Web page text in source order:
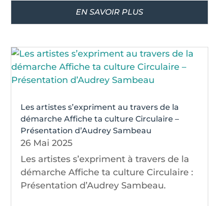
EN SAVOIR PLUS
Les artistes s’expriment au travers de la
démarche Affiche ta culture Circulaire –
Présentation d’Audrey Sambeau
26 Mai 2025
Les artistes s’expriment à travers de la
démarche Affiche ta culture Circulaire :
Présentation d’Audrey Sambeau.